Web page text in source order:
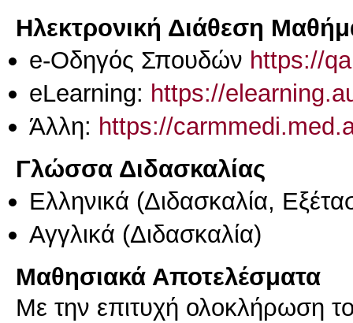
Ηλεκτρονική Διάθεση
e-Οδηγός Σπουδών https://
eLearning: https://
Άλλη: https://
Γλώσσα Διδασκαλίας
Ελληνικά (Διδασκαλία,
Αγγλικά (Διδασκαλία)
Μαθησιακά Αποτελέσματα
Με την επιτυχή ολοκλήρωση